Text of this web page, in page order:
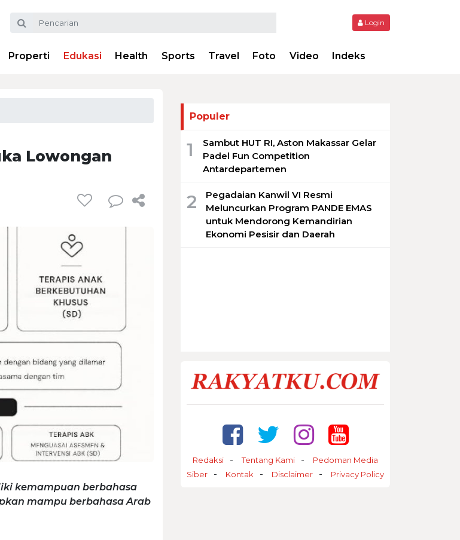
Login
Properti Edukasi Health Sports Travel Foto Video Indeks
Lowongan
kemampuan berbahasa
mampu berbahasa Arab
Populer
1
Sambut HUT RI, Aston Makassar Gelar
Padel Fun Competition
Antardepartemen
2
Pegadaian Kanwil VI Resmi
Meluncurkan Program PANDE EMAS
untuk Mendorong Kemandirian
Ekonomi Pesisir dan Daerah
Redaksi Tentang Kami
Pedoman Media
Siber
Kontak Disclaimer Privacy Policy